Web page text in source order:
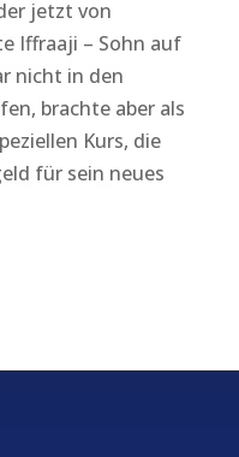
jetzt von
Iffraaji – Sohn auf
nicht in den
brachte aber als
Kurs, die
für sein neues